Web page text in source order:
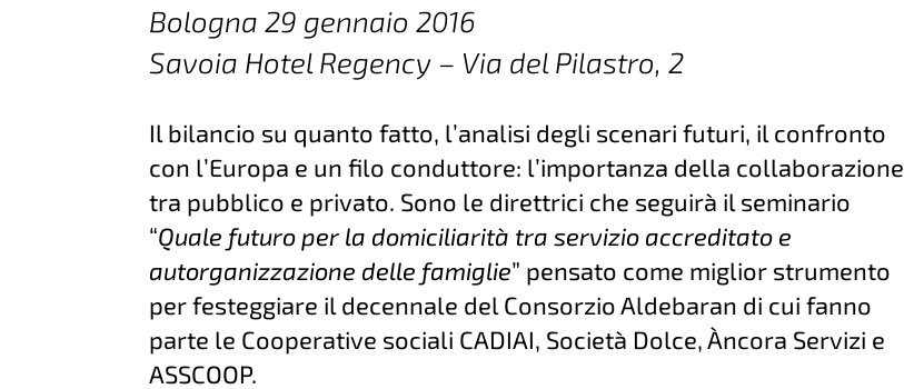
Bologna 29 gennaio 2016
Savoia Hotel Regency – Via del Pilastro, 2
Il bilancio su quanto fatto, l’analisi degli scenari futuri, il confronto
con l’Europa e un filo conduttore: l’importanza della collaborazione
tra pubblico e privato. Sono le direttrici che seguirà il seminario
“Quale futuro per la domiciliarità tra servizio accreditato e
autorganizzazione delle famiglie” pensato come miglior strumento
per festeggiare il decennale del Consorzio Aldebaran di cui fanno
parte le Cooperative sociali CADIAI, Società Dolce, Àncora Servizi e
ASSCOOP.